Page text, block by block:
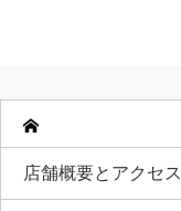
店舗概要とアクセス